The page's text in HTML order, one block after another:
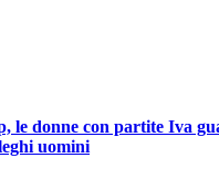
le donne con partite Iva
uomini